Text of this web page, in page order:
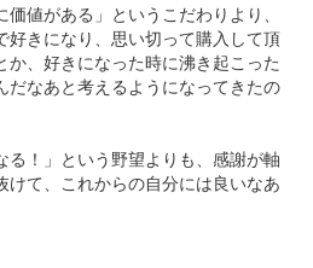
値がある」というこだわりより、
好きになり、思い切って購入して頂
か、好きになった時に沸き起こった
だなあと考えるようになってきたの
る！」という野望よりも、感謝が軸
けて、これからの自分には良いなあ